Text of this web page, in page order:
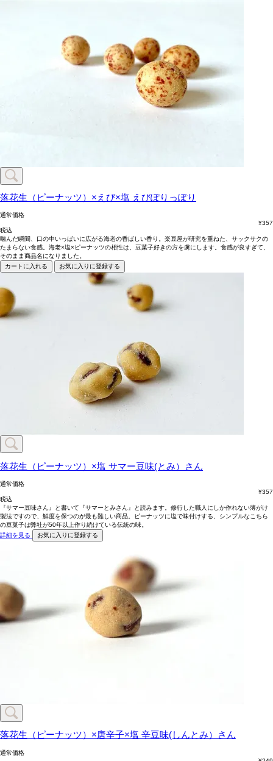
落花生（ピーナッツ）×えび×塩 えびぽりっぽり
通常価格
¥357
税込
噛んだ瞬間、口の中いっぱいに広がる海老の香ばしい香り。楽豆屋が研究を重ねた、サックサクの
たまらない食感。海老×塩×ピーナッツの相性は、豆菓子好きの方を虜にします。食感が良すぎて、
そのまま商品名になりました。
カートに入れる
お気に入りに登録する
落花生（ピーナッツ）×塩 サマー豆味(とみ）さん
通常価格
¥357
税込
『サマー豆味さん』と書いて『サマーとみさん』と読みます。修行した職人にしか作れない薄がけ
製法ですので、鮮度を保つのが最も難しい商品。ピーナッツに塩で味付けする、シンプルなこちら
の豆菓子は弊社が50年以上作り続けている伝統の味。
詳細を見る
お気に入りに登録する
落花生（ピーナッツ）×唐辛子×塩 辛豆味(しんとみ）さん
通常価格